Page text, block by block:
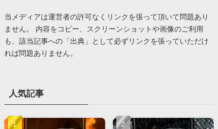
当メディアは運営者の許可なくリンクを張って頂いて問題あり
ません。 内容をコピー、スクリーンショットや画像のご利用
も、該当記事への「出典」として必ずリンクを張っていただけ
れば問題ありません。
人気記事